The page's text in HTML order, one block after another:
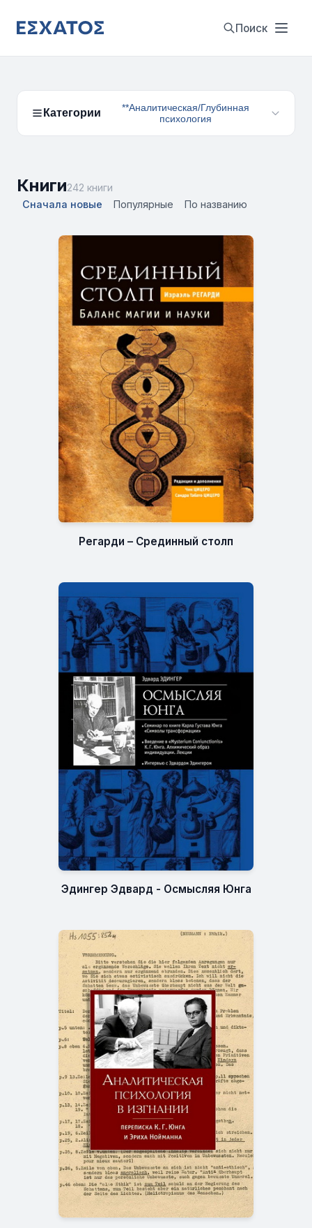
Поиск
Категории
**Аналитическая/Глубинная
психология
Книги242 книги
Сначала новые
Популярные По названию
Регарди – Срединный столп
Эдингер Эдвард - Осмысляя Юнга